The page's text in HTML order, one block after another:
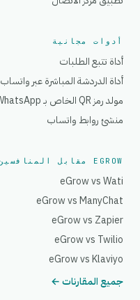
أدوات مجانية
أداة تتبع الطلبات
أداة الدردشة المباشرة عبر واتساب
مولد رمز QR الخاص بـ WhatsApp
منشئ روابط واتساب
EGROW مقابل المنافسين
eGrow vs Wati
eGrow vs ManyChat
eGrow vs Zapier
eGrow vs Twilio
eGrow vs Klaviyo
جميع المقارنات ←